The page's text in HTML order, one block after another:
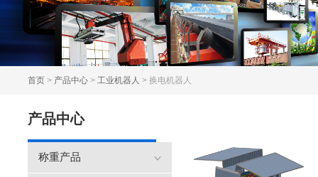
首页 > 产品中心 > 工业机器人 > 换电机器人
产品中心
称重产品